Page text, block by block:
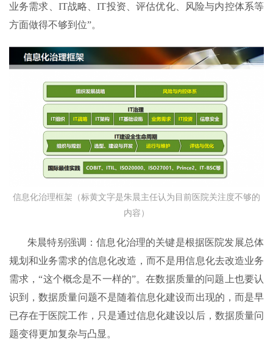
业务需求、IT战略、IT投资、评估优化、风险与内控体系等
方面做得不够到位”。
信息化治理框架（标黄文字是朱晨主任认为目前医院关注度不够的
内容）
朱晨特别强调：信息化治理的关键是根据医院发展总体
规划和业务需求的信息化改造，而不是用信息化去改造业务
需求，“这个概念是不一样的”。在数据质量的问题上也要认
识到，数据质量问题不是随着信息化建设而出现的，而是早
已存在于医院工作，只是通过信息化建设以后，数据质量问
题变得更加复杂与凸显。